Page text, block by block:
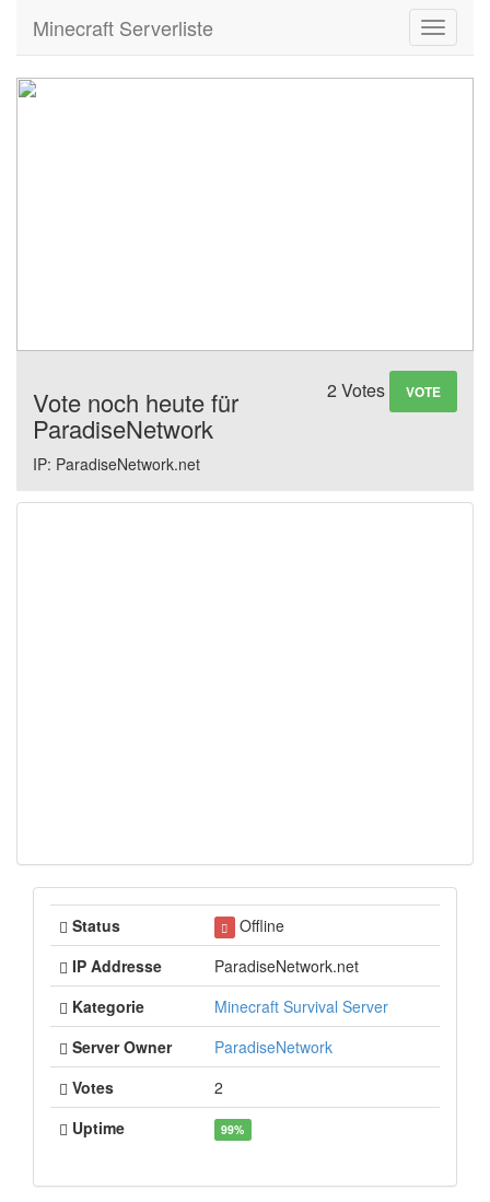
Toggle
Minecraft Serverliste
2 Votes VOTE
Vote noch heute für
ParadiseNetwork
IP: ParadiseNetwork.net
Status
Offline
IP Addresse
ParadiseNetwork.net
Kategorie
Minecraft Survival Server
Server Owner
ParadiseNetwork
Votes
2
Uptime
99%